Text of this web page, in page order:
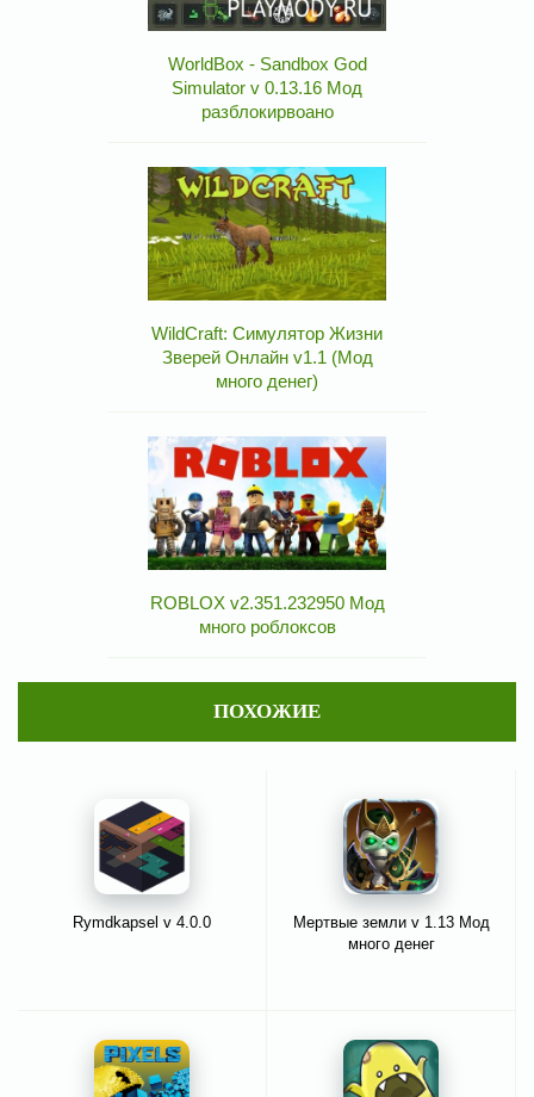
WorldBox - Sandbox God
Simulator v 0.13.16 Мод
разблокирвоано
WildCraft: Симулятор Жизни
Зверей Онлайн v1.1 (Мод
много денег)
ROBLOX v2.351.232950 Мод
много роблоксов
ПОХОЖИЕ
Rymdkapsel v 4.0.0
Мертвые земли v 1.13 Мод
много денег